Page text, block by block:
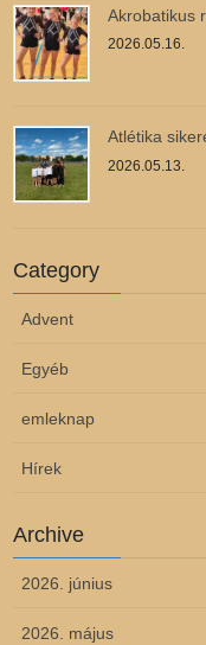
Akrobatikus
2026.05.16.
Atlétika
2026.05.13.
Category
Advent
Egyéb
emleknap
Hírek
Archive
2026. június
2026. május